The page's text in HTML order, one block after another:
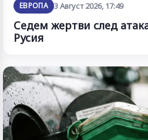
ЕВРОПА 3 Август 2026, 17:49
Седем жертви след
Русия